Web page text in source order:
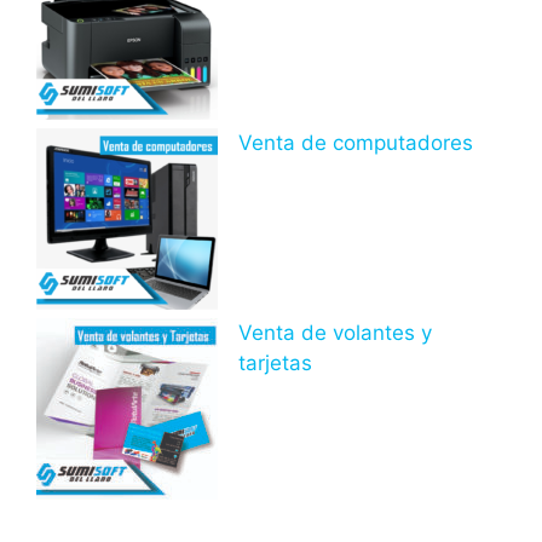
Venta de computadores
Venta de volantes y
tarjetas